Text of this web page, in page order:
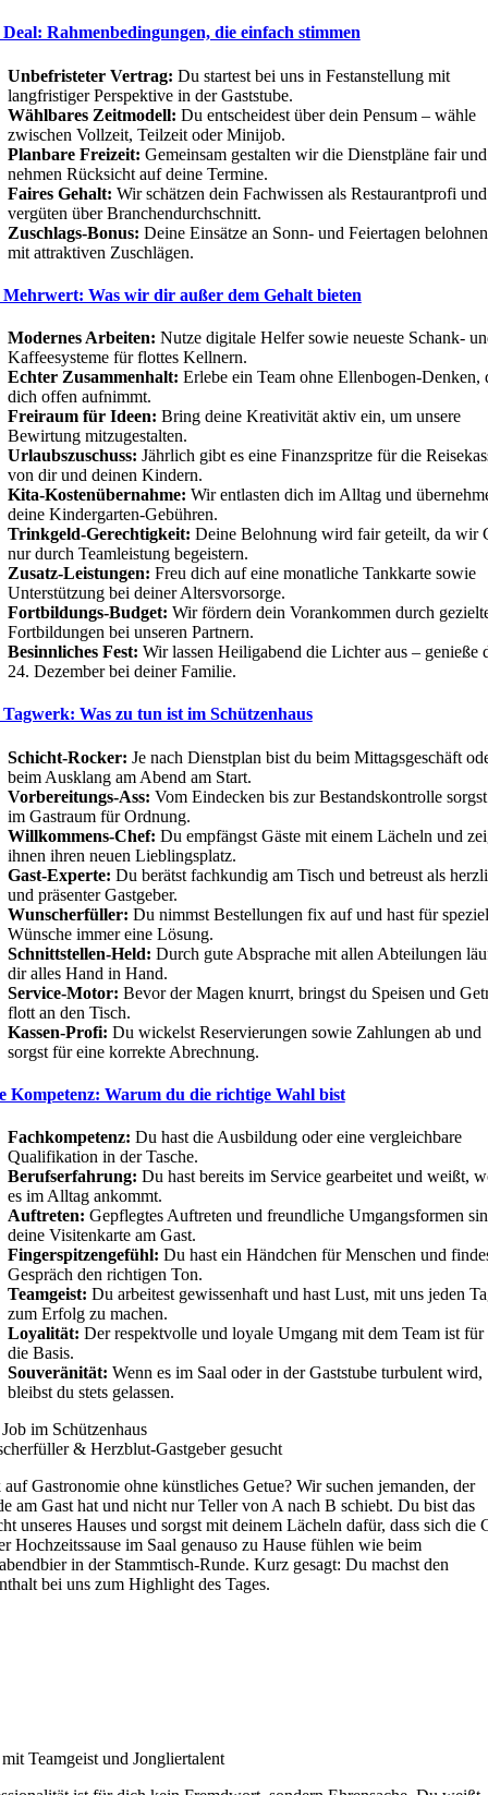
Rahmenbedingungen, die einfach stimmen
Unbefristeter Vertrag: Du startest bei uns in Festanstellung mit
langfristiger Perspektive in der Gaststube.
Wählbares Zeitmodell: Du entscheidest über dein Pensum – wähle
zwischen Vollzeit, Teilzeit oder Minijob.
Planbare Freizeit: Gemeinsam gestalten wir die Dienstpläne fair und
nehmen Rücksicht auf deine Termine.
Faires Gehalt: Wir schätzen dein Fachwissen als Restaurantprofi und
vergüten über Branchendurchschnitt.
Zuschlags-Bonus: Deine Einsätze an Sonn- und Feiertagen
mit attraktiven Zuschlägen.
Was wir dir außer dem Gehalt bieten
Modernes Arbeiten: Nutze digitale Helfer sowie neueste Schank-
Kaffeesysteme für flottes Kellnern.
Echter Zusammenhalt: Erlebe ein Team ohne Ellenbogen-Denken,
dich offen aufnimmt.
Freiraum für Ideen: Bring deine Kreativität aktiv ein, um unsere
Bewirtung mitzugestalten.
Urlaubszuschuss: Jährlich gibt es eine Finanzspritze für die
von dir und deinen Kindern.
Kita-Kostenübernahme: Wir entlasten dich im Alltag und
deine Kindergarten-Gebühren.
Trinkgeld-Gerechtigkeit: Deine Belohnung wird fair geteilt, da wir
nur durch Teamleistung begeistern.
Zusatz-Leistungen: Freu dich auf eine monatliche Tankkarte sowie
Unterstützung bei deiner Altersvorsorge.
Fortbildungs-Budget: Wir fördern dein Vorankommen durch
Fortbildungen bei unseren Partnern.
Besinnliches Fest: Wir lassen Heiligabend die Lichter aus – genieße
24. Dezember bei deiner Familie.
Was zu tun ist im Schützenhaus
Schicht-Rocker: Je nach Dienstplan bist du beim Mittagsgeschäft
beim Ausklang am Abend am Start.
Vorbereitungs-Ass: Vom Eindecken bis zur Bestandskontrolle
im Gastraum für Ordnung.
Willkommens-Chef: Du empfängst Gäste mit einem Lächeln und
ihnen ihren neuen Lieblingsplatz.
Gast-Experte: Du berätst fachkundig am Tisch und betreust als
und präsenter Gastgeber.
Wunscherfüller: Du nimmst Bestellungen fix auf und hast für
Wünsche immer eine Lösung.
Schnittstellen-Held: Durch gute Absprache mit allen Abteilungen
dir alles Hand in Hand.
Service-Motor: Bevor der Magen knurrt, bringst du Speisen und
flott an den Tisch.
Kassen-Profi: Du wickelst Reservierungen sowie Zahlungen ab und
sorgst für eine korrekte Abrechnung.
Kompetenz: Warum du die richtige Wahl bist
Fachkompetenz: Du hast die Ausbildung oder eine vergleichbare
Qualifikation in der Tasche.
Berufserfahrung: Du hast bereits im Service gearbeitet und weißt,
es im Alltag ankommt.
Auftreten: Gepflegtes Auftreten und freundliche Umgangsformen
deine Visitenkarte am Gast.
Fingerspitzengefühl: Du hast ein Händchen für Menschen und
Gespräch den richtigen Ton.
Teamgeist: Du arbeitest gewissenhaft und hast Lust, mit uns jeden
zum Erfolg zu machen.
Loyalität: Der respektvolle und loyale Umgang mit dem Team ist für
die Basis.
Souveränität: Wenn es im Saal oder in der Gaststube turbulent wird,
bleibst du stets gelassen.
im Schützenhaus
& Herzblut-Gastgeber gesucht
Gastronomie ohne künstliches Getue? Wir suchen jemanden, der
am Gast hat und nicht nur Teller von A nach B schiebt. Du bist das
unseres Hauses und sorgst mit deinem Lächeln dafür, dass sich die
Hochzeitssause im Saal genauso zu Hause fühlen wie beim
in der Stammtisch-Runde. Kurz gesagt: Du machst den
bei uns zum Highlight des Tages.
Teamgeist und Jongliertalent